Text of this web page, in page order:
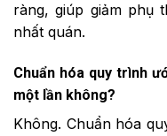
ràng, giúp giảm phụ
nhất quán.
Chuẩn hóa quy trình
một lần không?
Không. Chuẩn hóa